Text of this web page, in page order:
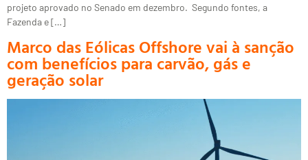
projeto aprovado no Senado em dezembro. Segundo fontes, a
Fazenda e […]
Marco das Eólicas Offshore vai à sanção
com benefícios para carvão, gás e
geração solar